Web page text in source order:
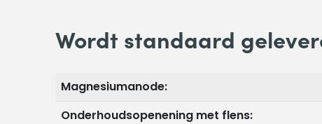
Wordt standaard
Magnesiumanode:
Onderhoudsopenening met flens: